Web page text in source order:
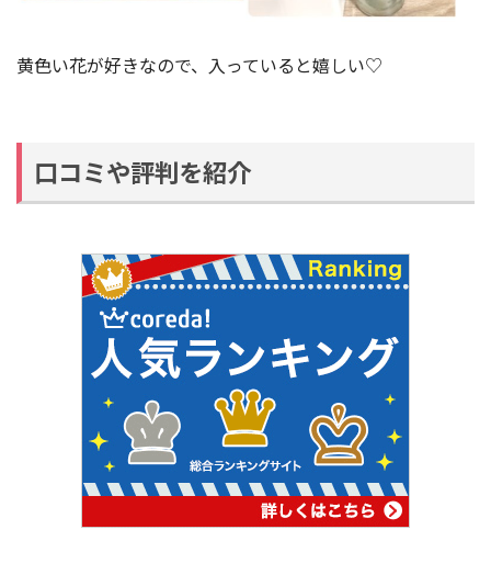
黄色い花が好きなので、入っていると嬉しい♡
口コミや評判を紹介